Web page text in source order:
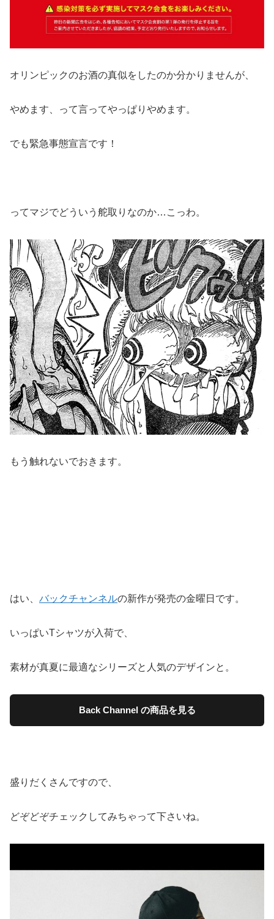
オリンピックのお酒の真似をしたのか分かりませんが、
やめます、って言ってやっぱりやめます。
でも緊急事態宣言です！
ってマジでどういう舵取りなのか…こっわ。
もう触れないでおきます。
はい、 バックチャンネルの新作が発売の金曜日です。
いっぱいTシャツが入荷で、
素材が真夏に最適なシリーズと人気のデザインと。
Back Channel の商品を見る
盛りだくさんですので、
どぞどぞチェックしてみちゃって下さいね。